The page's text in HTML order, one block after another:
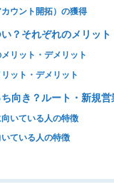
ウント開拓）の獲得
？それぞれのメリット
リット・デメリット
ット・デメリット
向き？ルート・新規
いている人の特徴
ている人の特徴